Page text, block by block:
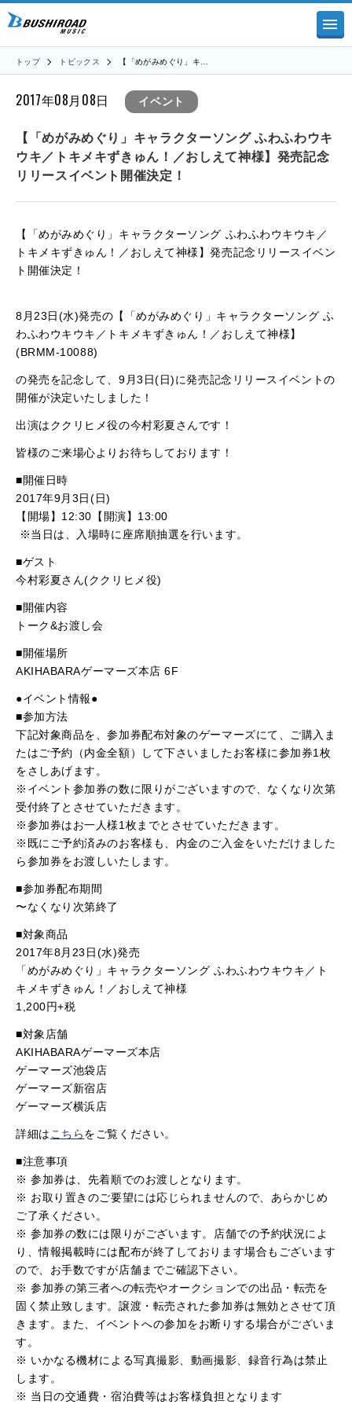
トップ トピックス 【「めがみめぐり」キ…
2017年08月08日 イベント
【「めがみめぐり」キャラクターソング ふわふわウキ
ウキ／トキメキずきゅん！／おしえて神様】発売記念
リリースイベント開催決定！
【「めがみめぐり」キャラクターソング ふわふわウキウキ／
トキメキずきゅん！／おしえて神様】発売記念リリースイベン
ト開催決定！
8月23日(水)発売の【「めがみめぐり」キャラクターソング ふ
わふわウキウキ／トキメキずきゅん！／おしえて神様】
(BRMM-10088)
の発売を記念して、9月3日(日)に発売記念リリースイベントの
開催が決定いたしました！
出演はククリヒメ役の今村彩夏さんです！
皆様のご来場心よりお待ちしております！
■開催日時
2017年9月3日(日)
【開場】12:30【開演】13:00
※当日は、入場時に座席順抽選を行います。
■ゲスト
今村彩夏さん(ククリヒメ役)
■開催内容
トーク&お渡し会
■開催場所
AKIHABARAゲーマーズ本店 6F
●イベント情報●
■参加方法
下記対象商品を、参加券配布対象のゲーマーズにて、ご購入ま
たはご予約（内金全額）して下さいましたお客様に参加券1枚
をさしあげます。
※イベント参加券の数に限りがございますので、なくなり次第
受付終了とさせていただきます。
※参加券はお一人様1枚までとさせていただきます。
※既にご予約済みのお客様も、内金のご入金をいただけました
ら参加券をお渡しいたします。
■参加券配布期間
〜なくなり次第終了
■対象商品
2017年8月23日(水)発売
「めがみめぐり」キャラクターソング ふわふわウキウキ／ト
キメキずきゅん！／おしえて神様
1,200円+税
■対象店舗
AKIHABARAゲーマーズ本店
ゲーマーズ池袋店
ゲーマーズ新宿店
ゲーマーズ横浜店
詳細は こちらをご覧ください。
■注意事項
※ 参加券は、先着順でのお渡しとなります。
※ お取り置きのご要望には応じられませんので、あらかじめ
ご了承ください。
※ 参加券の数には限りがございます。店舗での予約状況によ
り、情報掲載時には配布が終了しております場合もございます
ので、お手数ですが店舗までご確認下さい。
※ 参加券の第三者への転売やオークションでの出品・転売を
固く禁止致します。譲渡・転売された参加券は無効とさせて頂
きます。また、イベントへの参加をお断りする場合がございま
す。
※ いかなる機材による写真撮影、動画撮影、録音行為は禁止
します。
※ 当日の交通費・宿泊費等はお客様負担となります